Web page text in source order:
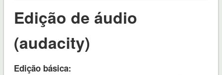
Edição de áudio
(audacity)
Edição básica: